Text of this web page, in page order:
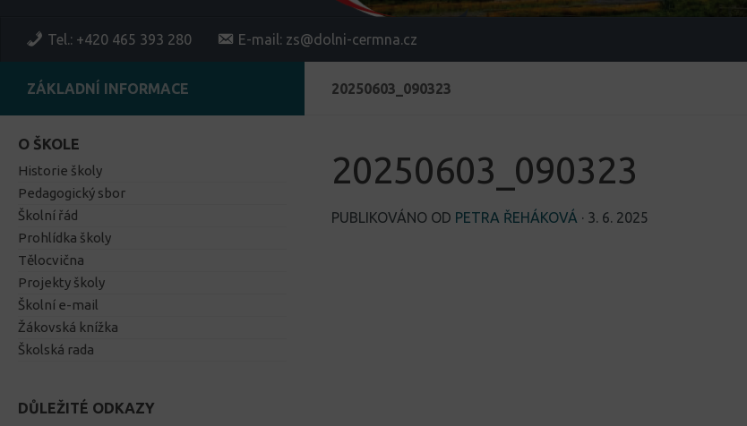
Tel.: +420 465 393 280 E-mail: zs@dolni-cermna.cz
20250603_090323
20250603_090323
PUBLIKOVÁNO OD PETRA ŘEHÁKOVÁ · 3. 6. 2025
ZÁKLADNÍ INFORMACE
O ŠKOLE
Historie školy
Pedagogický sbor
Školní řád
Prohlídka školy
Tělocvična
Projekty školy
Školní e-mail
Žákovská knížka
Školská rada
DŮLEŽITÉ ODKAZY